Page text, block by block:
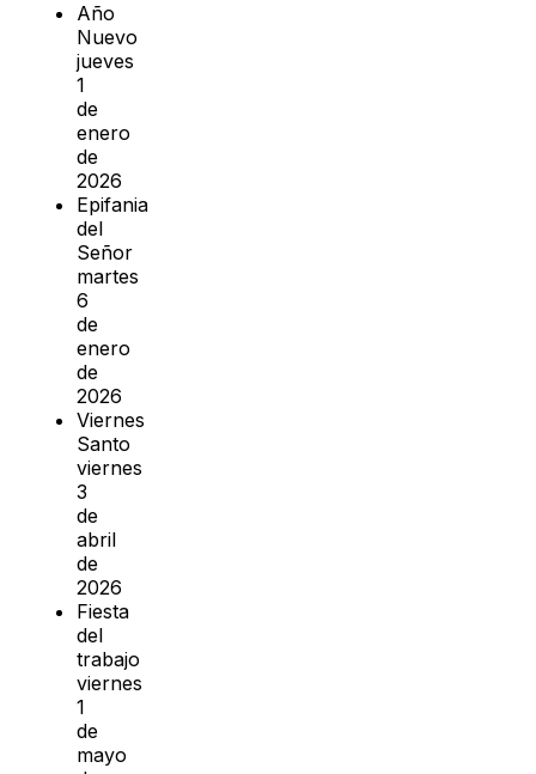
Año
Nuevo
jueves
1
de
enero
de
2026
Epifania
del
Señor
martes
6
de
enero
de
2026
Viernes
Santo
viernes
3
de
abril
de
2026
Fiesta
del
trabajo
viernes
1
de
mayo